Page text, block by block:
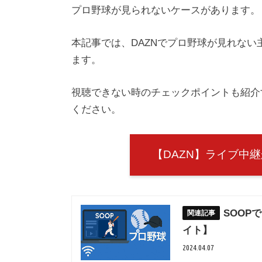
プロ野球が見られないケースがあります。
本記事では、DAZNでプロ野球が見れな
ます。
視聴できない時のチェックポイントも紹
ください。
【DAZN】ライブ中
SOOP
イト】
2024.04.07